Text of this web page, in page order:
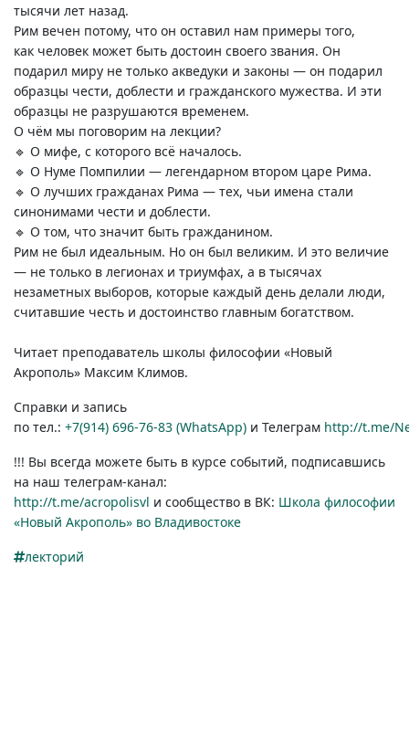
тысячи лет назад.
Рим вечен потому, что он оставил нам примеры того,
как человек может быть достоин своего звания. Он
подарил миру не только акведуки и законы — он подарил
образцы чести, доблести и гражданского мужества. И эти
образцы не разрушаются временем.
О чём мы поговорим на лекции?
🔹 О мифе, с которого всё началось.
🔹 О Нуме Помпилии — легендарном втором царе Рима.
🔹 О лучших гражданах Рима — тех, чьи имена стали
синонимами чести и доблести.
🔹 О том, что значит быть гражданином.
Рим не был идеальным. Но он был великим. И это величие
— не только в легионах и триумфах, а в тысячах
незаметных выборов, которые каждый день делали люди,
считавшие честь и достоинство главным богатством.
Читает преподаватель школы философии «Новый
Акрополь» Максим Климов.
Справки и запись
по тел.: +7(914) 696-76-83 (WhatsApp) и Телеграм http://t.me/
!!! Вы всегда можете быть в курсе событий, подписавшись
на наш телеграм-канал:
http://t.me/acropolisvl и сообщество в ВК: Школа философии
«Новый Акрополь» во Владивостоке
лекторий